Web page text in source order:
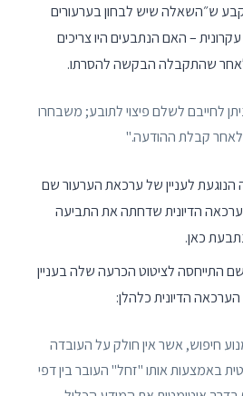
קבע ש״השאלה שיש לבחון בערעורים
– האם הנתבעים היו צריכים
שהתקבלה הבקשה להסרתו.
לחייבם לשלם פיצוי לתובע; משבחרו
קבלת ההודעה."
הנוגעת לעניין של ערכאת הערעור שם
הדיונית שדחתה את התביעה
כאן.
שם התייחסה לציטוט הכרעה שלה בעניין
הדיונית כלהלן:
חיפוש, אשר אין חולק על העובדה
באמצעות אותו "זחל" העובר בין דפי